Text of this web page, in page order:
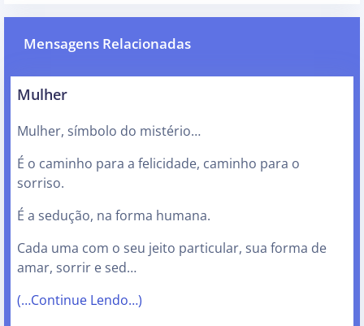
Mensagens Relacionadas
Mulher
Mulher, símbolo do mistério…
É o caminho para a felicidade, caminho para o
sorriso.
É a sedução, na forma humana.
Cada uma com o seu jeito particular, sua forma de
amar, sorrir e sed…
(…Continue Lendo…)